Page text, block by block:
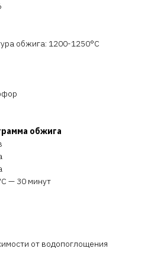
обжига: 1200-1250°C
обжига
— 30 минут
от водопоглощения